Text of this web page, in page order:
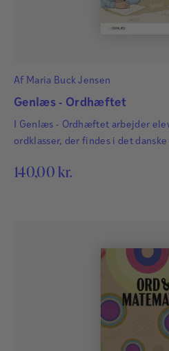
Af Maria Buck Jensen
Genlæs - Ordhæftet
I Genlæs - Ordhæftet arbejder
ordklasser, der findes i det danske
140,00 kr.